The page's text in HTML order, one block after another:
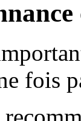
fois